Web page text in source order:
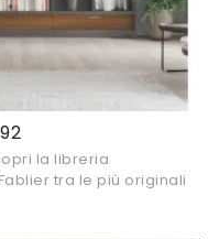
la libreria
tra le più originali